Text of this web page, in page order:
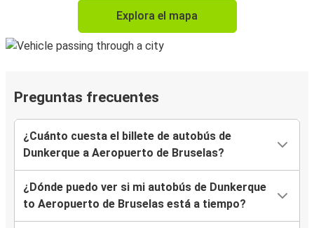
Explora el mapa
Preguntas frecuentes
¿Cuánto cuesta el billete de autobús de
Dunkerque a Aeropuerto de Bruselas?
¿Dónde puedo ver si mi autobús de Dunkerque
to Aeropuerto de Bruselas está a tiempo?